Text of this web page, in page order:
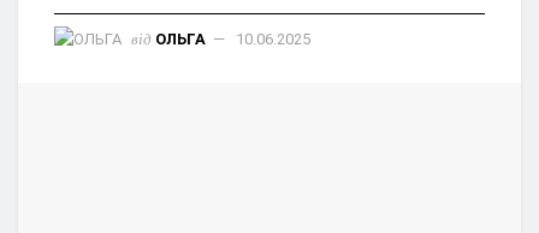
від ОЛЬГА 10.06.2025